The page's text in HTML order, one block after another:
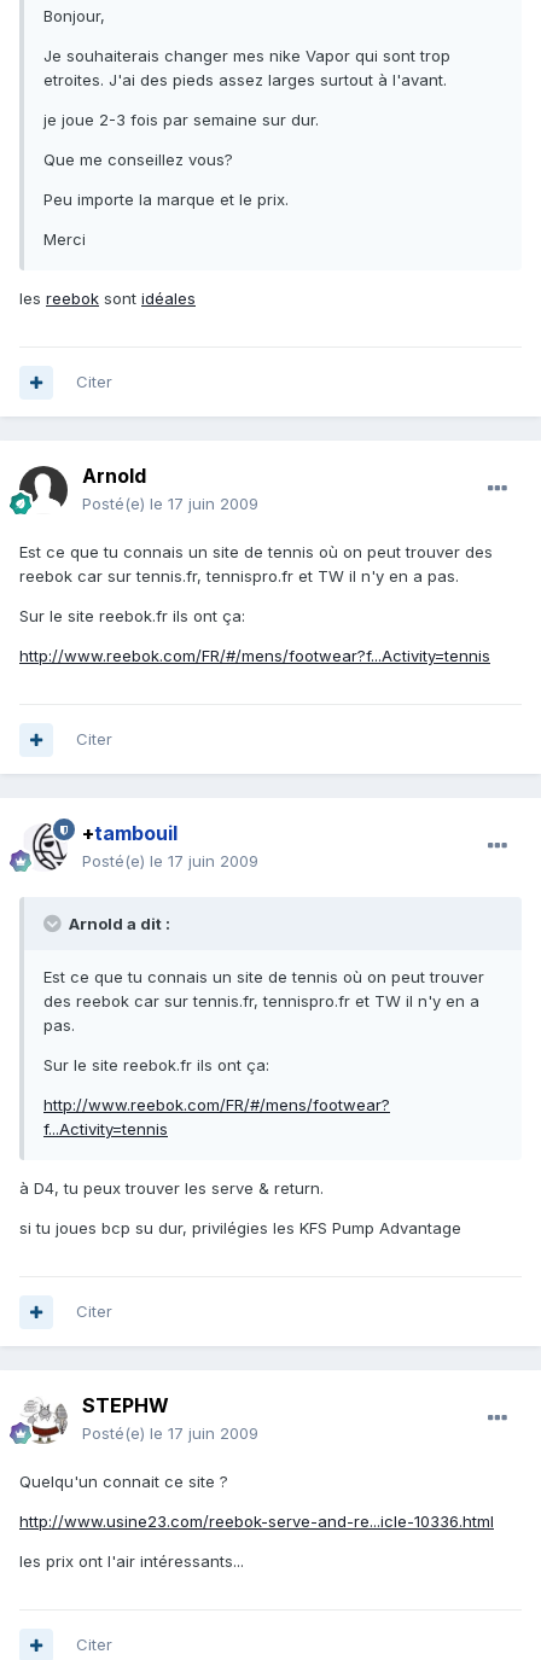
Bonjour,
Je souhaiterais changer mes nike Vapor qui sont trop
etroites. J'ai des pieds assez larges surtout à l'avant.
je joue 2-3 fois par semaine sur dur.
Que me conseillez vous?
Peu importe la marque et le prix.
Merci
les reebok sont idéales
Citer
Arnold
Posté(e) le 17 juin 2009
Est ce que tu connais un site de tennis où on peut trouver des
reebok car sur tennis.fr, tennispro.fr et TW il n'y en a pas.
Sur le site reebok.fr ils ont ça:
http://www.reebok.com/FR/#/mens/footwear?f...Activity=tennis
Citer
+tambouil
Posté(e) le 17 juin 2009
Arnold a dit :
Est ce que tu connais un site de tennis où on peut trouver
des reebok car sur tennis.fr, tennispro.fr et TW il n'y en a
pas.
Sur le site reebok.fr ils ont ça:
http://www.reebok.com/FR/#/mens/footwear?
f...Activity=tennis
à D4, tu peux trouver les serve & return.
si tu joues bcp su dur, privilégies les KFS Pump Advantage
Citer
STEPHW
Posté(e) le 17 juin 2009
Quelqu'un connait ce site ?
http://www.usine23.com/reebok-serve-and-re...icle-10336.html
les prix ont l'air intéressants...
Citer